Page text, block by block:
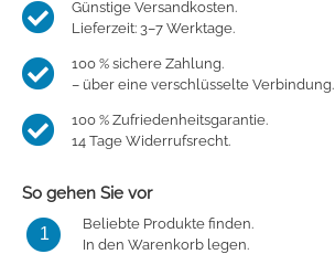
Günstige Versandkosten.
Lieferzeit: 3–7 Werktage.
100 % sichere Zahlung.
– über eine verschlüsselte Verbindung.
100 % Zufriedenheitsgarantie.
14 Tage Widerrufsrecht.
So gehen Sie vor
1
Beliebte Produkte finden.
In den Warenkorb legen.